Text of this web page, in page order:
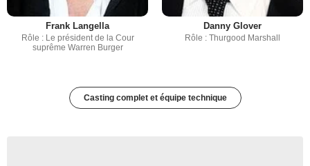
Frank Langella
Rôle : Le président de la Cour
suprême Warren Burger
Danny Glover
Rôle : Thurgood Marshall
Casting complet et équipe technique